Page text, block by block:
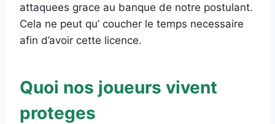
attaquees grace au banque de notre postulant.
Cela ne peut qu’ coucher le temps necessaire
afin d’avoir cette licence.
Quoi nos joueurs vivent
proteges